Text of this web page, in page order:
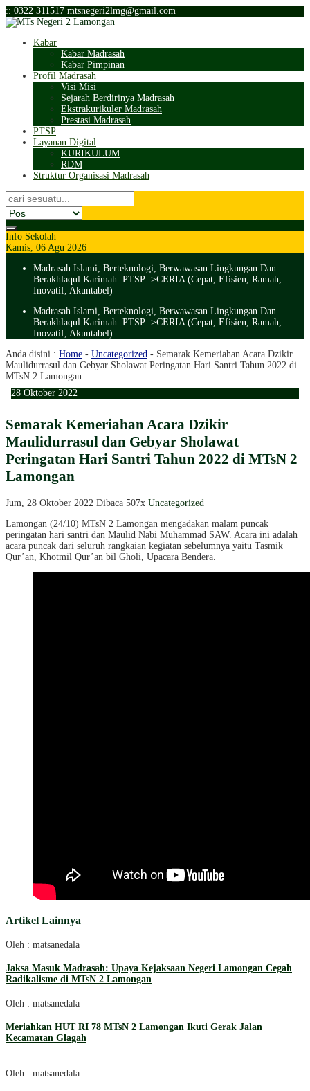
:: 0322 311517 mtsnegeri2lmg@gmail.com
Kabar
Kabar Madrasah
Kabar Pimpinan
Profil Madrasah
Visi Misi
Sejarah Berdirinya Madrasah
Ekstrakurikuler Madrasah
Prestasi Madrasah
PTSP
Layanan Digital
KURIKULUM
RDM
Struktur Organisasi Madrasah
Info Sekolah
Kamis, 06 Agu 2026
Madrasah Islami, Berteknologi, Berwawasan Lingkungan Dan
Berakhlaqul Karimah. PTSP=>CERIA (Cepat, Efisien, Ramah,
Inovatif, Akuntabel)
Madrasah Islami, Berteknologi, Berwawasan Lingkungan Dan
Berakhlaqul Karimah. PTSP=>CERIA (Cepat, Efisien, Ramah,
Inovatif, Akuntabel)
Anda disini : Home - Uncategorized - Semarak Kemeriahan Acara Dzikir
Maulidurrasul dan Gebyar Sholawat Peringatan Hari Santri Tahun 2022 di
MTsN 2 Lamongan
28 Oktober 2022
Semarak Kemeriahan Acara Dzikir
Maulidurrasul dan Gebyar Sholawat
Peringatan Hari Santri Tahun 2022 di MTsN 2
Lamongan
Jum, 28 Oktober 2022 Dibaca 507x Uncategorized
Lamongan (24/10) MTsN 2 Lamongan mengadakan malam puncak
peringatan hari santri dan Maulid Nabi Muhammad SAW. Acara ini adalah
acara puncak dari seluruh rangkaian kegiatan sebelumnya yaitu Tasmik
Qur’an, Khotmil Qur’an bil Gholi, Upacara Bendera.
Artikel Lainnya
Oleh : matsanedala
Jaksa Masuk Madrasah: Upaya Kejaksaan Negeri Lamongan Cegah
Radikalisme di MTsN 2 Lamongan
Oleh : matsanedala
Meriahkan HUT RI 78 MTsN 2 Lamongan Ikuti Gerak Jalan
Kecamatan Glagah
Oleh : matsanedala